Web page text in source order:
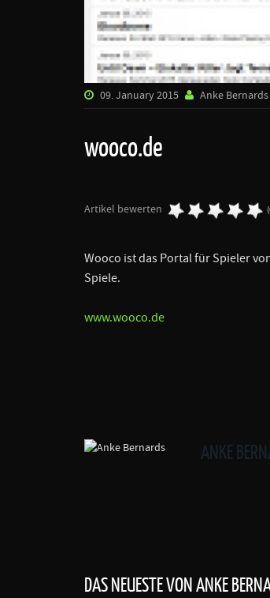
09. January 2015 Anke Bernards
wooco.de
Artikel bewerten
Wooco ist das Portal für Spieler
Spiele.
www.wooco.de
ANKE
DAS NEUESTE VON ANKE